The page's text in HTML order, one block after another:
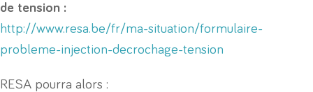
de tension :
http://www.resa.be/fr/ma-situation/formulaire-
probleme-injection-decrochage-tension
RESA pourra alors :